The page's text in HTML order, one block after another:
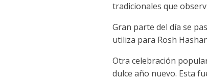
tradicionales que
Gran parte del día se
utiliza para Rosh
Otra celebración
dulce año nuevo. Esta